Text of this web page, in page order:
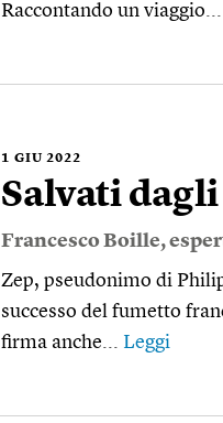
Raccontando un viaggio...
1 GIU 2022
Salvati
Francesco Boille,
Zep, pseudonimo di
successo del fumetto
firma anche... Leggi